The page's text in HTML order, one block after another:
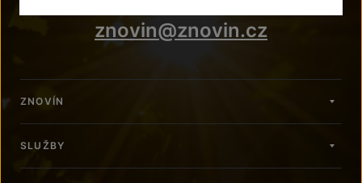
znovin@znovin.cz
ZNOVÍN
SLUŽBY